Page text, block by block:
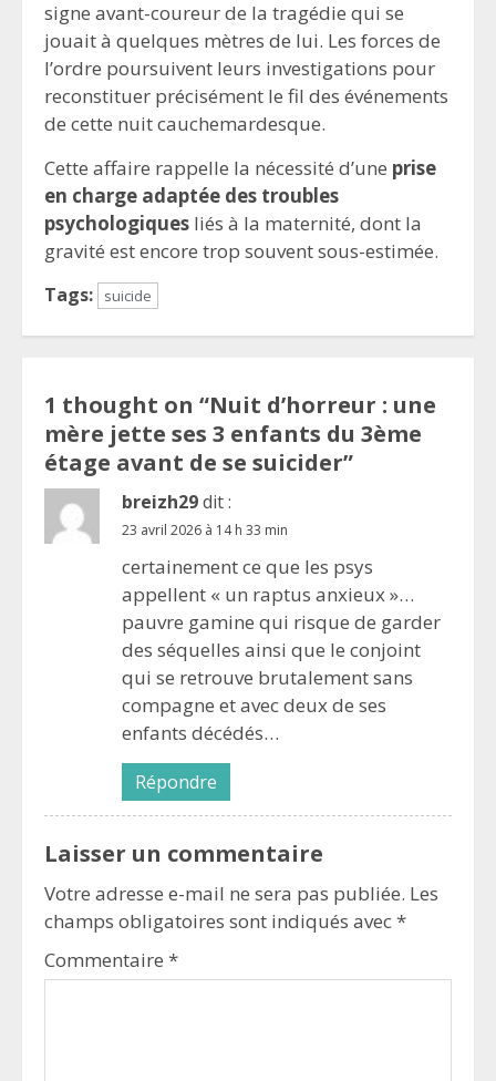
signe avant-coureur de la tragédie qui se
jouait à quelques mètres de lui. Les forces de
l’ordre poursuivent leurs investigations pour
reconstituer précisément le fil des événements
de cette nuit cauchemardesque.
Cette affaire rappelle la nécessité d’une prise
en charge adaptée des troubles
psychologiques liés à la maternité, dont la
gravité est encore trop souvent sous-estimée.
Tags: suicide
1 thought on “Nuit d’horreur : une
mère jette ses 3 enfants du 3ème
étage avant de se suicider”
breizh29dit :
23 avril 2026 à 14 h 33 min
certainement ce que les psys
appellent « un raptus anxieux »…
pauvre gamine qui risque de garder
des séquelles ainsi que le conjoint
qui se retrouve brutalement sans
compagne et avec deux de ses
enfants décédés…
Répondre
Laisser un commentaire
Votre adresse e-mail ne sera pas publiée. Les
champs obligatoires sont indiqués avec*
Commentaire *